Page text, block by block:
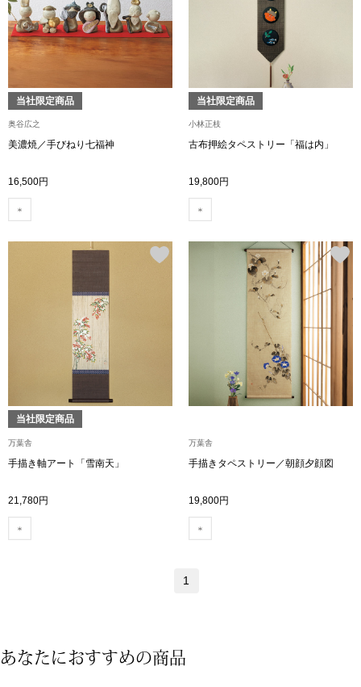
セイコー〉マウリッツハイス美術館公認フェ
ルメールオマージュウオッチ
集
ア
プ
マフラー／ス
スカーフ／ス
ベルト
傘／日傘
その他
和装
当社限定商品
奥谷広之
美濃焼／手びねり七福神
16,500円
当社限定商品
小林正枝
古布押絵タペストリー「福は内」
19,800円
当社限定商品
万葉舎
手描き軸アート「雪南天」
21,780円
万葉舎
手描きタペストリー／朝顔夕顔図
19,800円
1
あなたにおすすめの商品